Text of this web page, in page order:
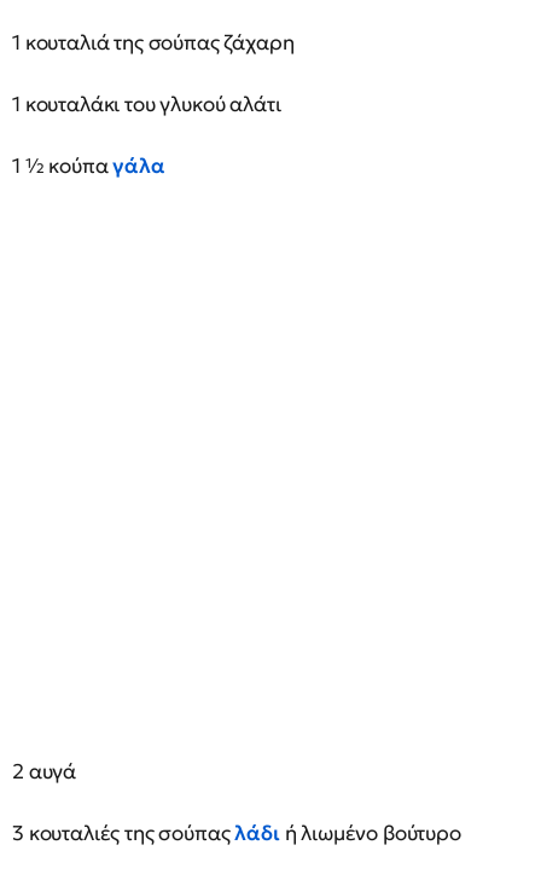
1 κουταλιά της σούπας ζάχαρη
1 κουταλάκι του γλυκού αλάτι
1 ½ κούπαγάλα
2 αυγά
3 κουταλιές της σούπαςλάδι ή λιωμένο βούτυρο